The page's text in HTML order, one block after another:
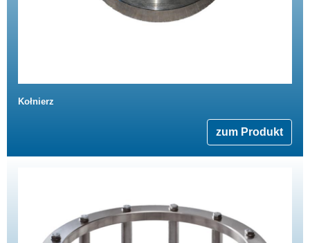
Kołnierz
zum Produkt